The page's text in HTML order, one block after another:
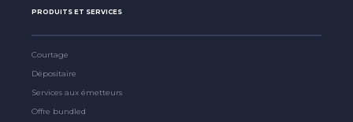
PRODUITS ET SERVICES
Courtage
Dépositaire
Services aux émetteurs
Offre bundled